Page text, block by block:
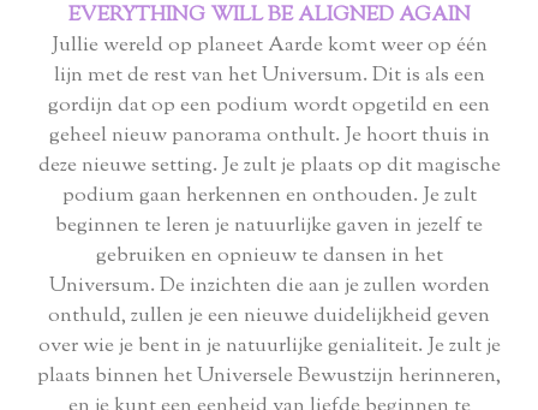
EVERYTHING WILL BE ALIGNED AGAIN
Jullie wereld op planeet Aarde komt weer op één
lijn met de rest van het Universum. Dit is als een
gordijn dat op een podium wordt opgetild en een
geheel nieuw panorama onthult. Je hoort thuis in
deze nieuwe setting. Je zult je plaats op dit magische
podium gaan herkennen en onthouden. Je zult
beginnen te leren je natuurlijke gaven in jezelf te
gebruiken en opnieuw te dansen in het
Universum. De inzichten die aan je zullen worden
onthuld, zullen je een nieuwe duidelijkheid geven
over wie je bent in je natuurlijke genialiteit. Je zult je
plaats binnen het Universele Bewustzijn herinneren,